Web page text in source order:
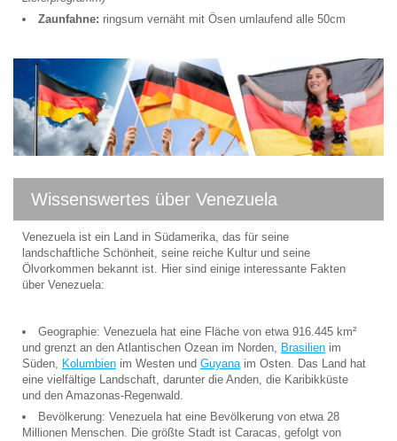
Zaunfahne: ringsum vernäht mit Ösen umlaufend alle 50cm
Wissenswertes über Venezuela
Venezuela ist ein Land in Südamerika, das für seine
landschaftliche Schönheit, seine reiche Kultur und seine
Ölvorkommen bekannt ist. Hier sind einige interessante Fakten
über Venezuela:
Geographie: Venezuela hat eine Fläche von etwa 916.445 km²
und grenzt an den Atlantischen Ozean im Norden, Brasilien im
Süden, Kolumbien im Westen und Guyanaim Osten. Das Land hat
eine vielfältige Landschaft, darunter die Anden, die Karibikküste
und den Amazonas-Regenwald.
Bevölkerung: Venezuela hat eine Bevölkerung von etwa 28
Millionen Menschen. Die größte Stadt ist Caracas, gefolgt von